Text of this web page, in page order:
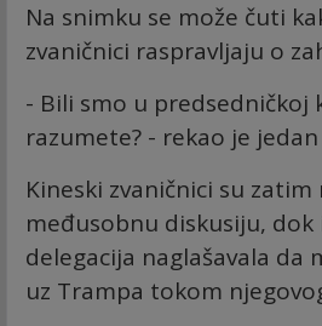
Na snimku se može čuti
zvaničnici raspravljaju o
- Bili smo u predsedničkoj
razumete? - rekao je
Kineski zvaničnici su zatim
međusobnu diskusiju, dok
delegacija naglašavala da
uz Trampa tokom